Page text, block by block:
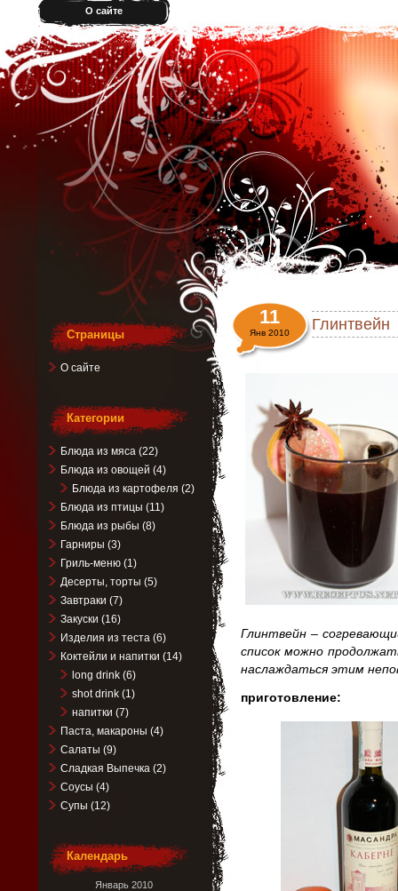
О сайте
Глинтвейн
11
Янв 2010
Глинтвейн –
список можно
наслаждаться этим
приготовление:
Страницы
О сайте
Категории
Блюда из мяса(22)
Блюда из овощей (4)
Блюда из картофеля (2)
Блюда из птицы (11)
Блюда из рыбы (8)
Гарниры (3)
Гриль-меню(1)
Десерты, торты (5)
Завтраки (7)
Закуски (16)
Изделия из теста(6)
Коктейли и напитки (14)
long drink(6)
shot drink(1)
напитки (7)
Паста, макароны (4)
Салаты (9)
Сладкая Выпечка(2)
Соусы (4)
Супы (12)
Календарь
Январь 2010